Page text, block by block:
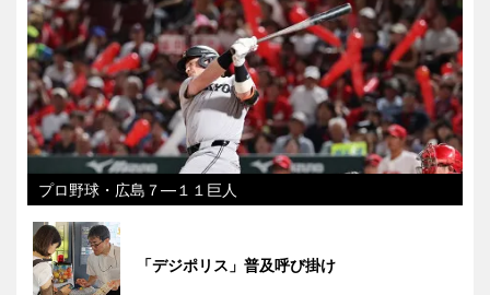
プロ野球・広島７―１１巨人
「デジポリス」普及呼び掛け